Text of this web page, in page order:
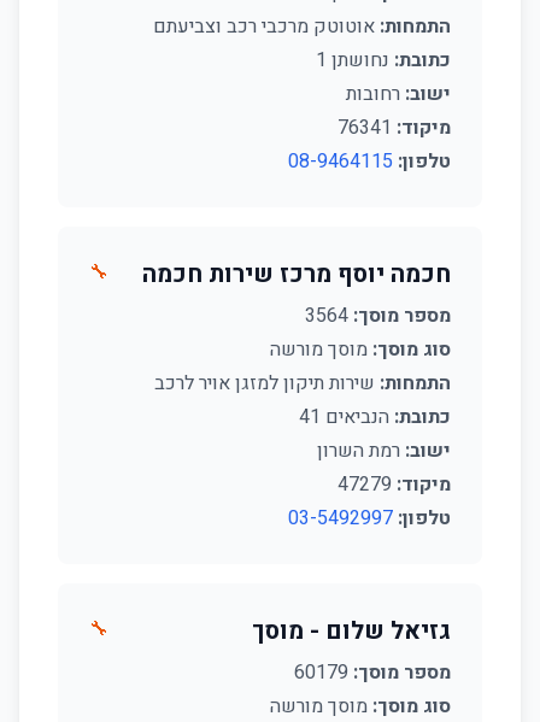
התמחות: אוטוטק מרכבי רכב וצביעתם
כתובת: נחושתן 1
ישוב: רחובות
מיקוד:
טלפון: 08-9464115
חכמה יוסף מרכז שירות חכמה
מספר מוסך:
סוג מוסך: מוסך מורשה
התמחות: שירות תיקון למזגן אויר לרכב
כתובת: הנביאים 41
ישוב: רמת השרון
מיקוד:
טלפון: 03-5492997
🔧
גזיאל שלום - מוסך
מספר מוסך:
סוג מוסך: מוסך מורשה
🔧